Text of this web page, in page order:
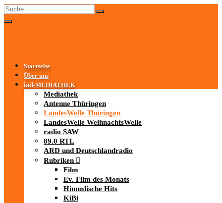
Startseite
Über uns
iad-MEDIATHEK
Mediathek
Antenne Thüringen
LandesWelle Thüringen
LandesWelle WeihnachtsWelle
radio SAW
89.0 RTL
ARD und Deutschlandradio
Rubriken
Film
Ev. Film des Monats
Himmlische Hits
KiBi